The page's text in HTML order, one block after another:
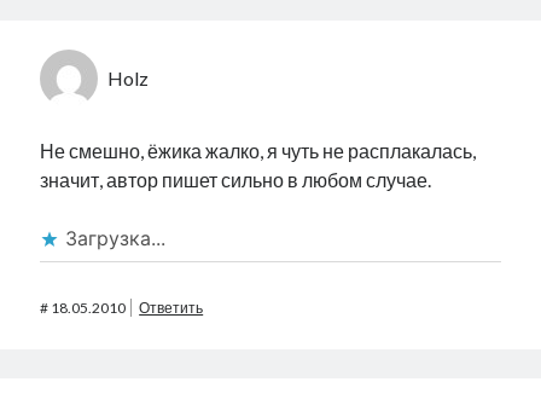
Holz
Не смешно, ёжика жалко, я чуть не расплакалась,
значит, автор пишет сильно в любом случае.
Загрузка...
# 18.05.2010 Ответить